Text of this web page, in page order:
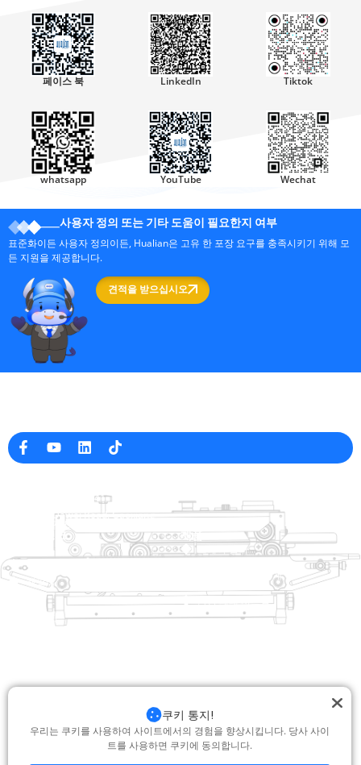
페이스 북 LinkedIn Tiktok
whatsapp YouTube Wechat
사용자 정의 또는 기타 도움이 필요한지 여부
표준화이든 사용자 정의이든, Hualian은 고유 한 포장 요구를 충족시키기 위해 모
든 지원을 제공합니다.
견적을 받으십시오
도움말 링크
제품
해결책
저희에게 연락하십시오
제품
트레이 살러
열적 성형 포장 기계
가방 폐쇄 시스템
포장 기계를 수축시킵니다
회사 정보
+8613738733841
No. 2 Dawei Road, Gaoxiang
산업 구역, Wenzhou, 중국 잔즈 앙
저작권 © 2025 Hualian. 모든 권리 보유 |지원 : Junj|개인 정보 보호 정책
쿠키 통지!
우리는 쿠키를 사용하여 사이트에서의 경험을 향상시킵니다. 당사 사이
트를 사용하면 쿠키에 동의합니다.